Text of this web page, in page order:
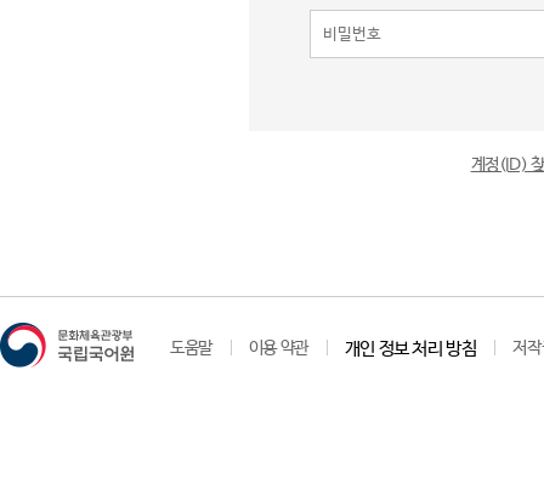
계정(ID)
도움말 이용 약관 개인 정보 처리 방침 저